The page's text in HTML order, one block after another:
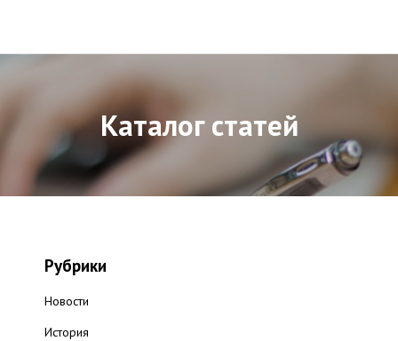
Каталог статей
Рубрики
Новости
История